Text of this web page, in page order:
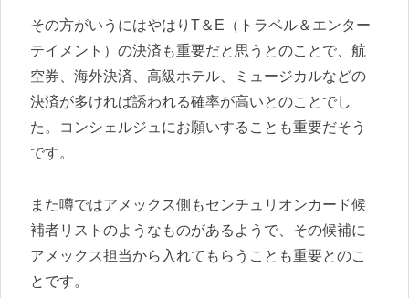
その方がいうにはやはりT＆E（トラベル＆エンター
テイメント）の決済も重要だと思うとのことで、航
空券、海外決済、高級ホテル、ミュージカルなどの
決済が多ければ誘われる確率が高いとのことでし
た。コンシェルジュにお願いすることも重要だそう
です。
また噂ではアメックス側もセンチュリオンカード候
補者リストのようなものがあるようで、その候補に
アメックス担当から入れてもらうことも重要とのこ
とです。